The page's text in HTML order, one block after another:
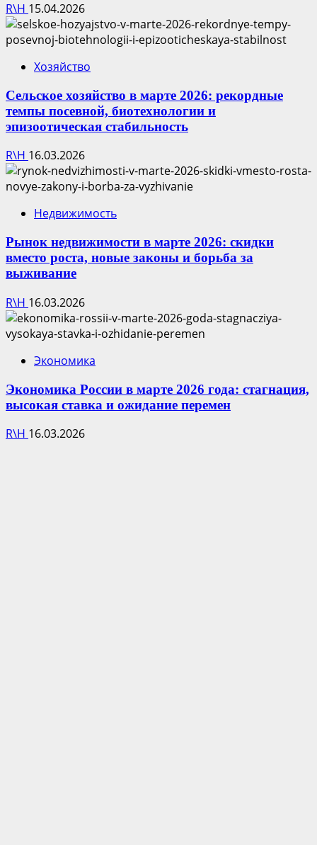
R\H 15.04.2026
Хозяйство
Сельское хозяйство в марте 2026: рекордные
темпы посевной, биотехнологии и
эпизоотическая стабильность
R\H 16.03.2026
Недвижимость
Рынок недвижимости в марте 2026: скидки
вместо роста, новые законы и борьба за
выживание
R\H 16.03.2026
Экономика
Экономика России в марте 2026 года: стагнация,
высокая ставка и ожидание перемен
R\H 16.03.2026